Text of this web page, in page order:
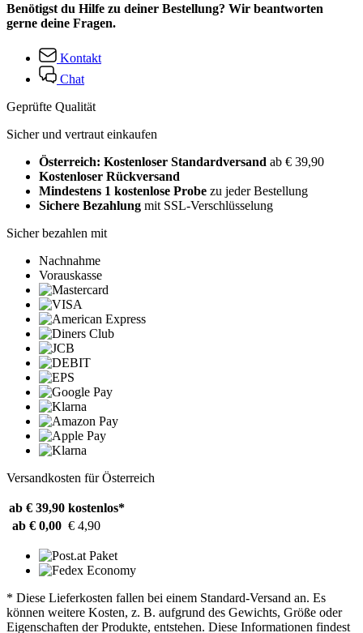
Benötigst du Hilfe zu deiner Bestellung? Wir beantworten
gerne deine Fragen.
Kontakt
Chat
Geprüfte Qualität
Sicher und vertraut einkaufen
Österreich: Kostenloser Standardversand ab € 39,90
Kostenloser Rückversand
Mindestens 1 kostenlose Probe zu jeder Bestellung
Sichere Bezahlung mit SSL-Verschlüsselung
Sicher bezahlen mit
Nachnahme
Vorauskasse
Versandkosten für Österreich
ab € 39,90 kostenlos*
ab € 0,00 € 4,90
* Diese Lieferkosten fallen bei einem Standard-Versand an. Es
können weitere Kosten, z. B. aufgrund des Gewichts, Größe oder
Eigenschaften der Produkte, entstehen. Diese Informationen findest